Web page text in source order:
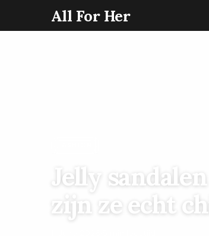
All For Her
Jelly
zijn ze echt